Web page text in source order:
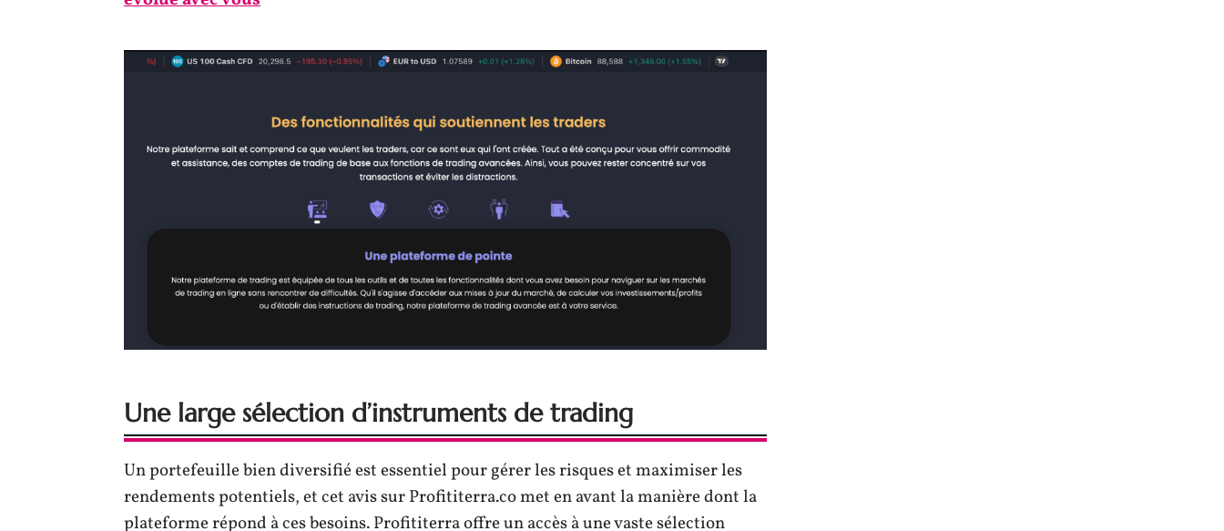
Une large sélection d’instruments de trading
Un portefeuille bien diversifié est essentiel pour gérer les risques et maximiser les
rendements potentiels, et cet avis sur Profititerra.co met en avant la manière dont la
plateforme répond à ces besoins. Profititerra offre un accès à une vaste sélection